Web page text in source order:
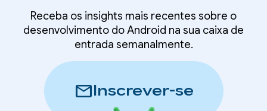
Receba os insights mais recentes sobre o
desenvolvimento do Android na sua caixa de
entrada semanalmente.
mailInscrever-se